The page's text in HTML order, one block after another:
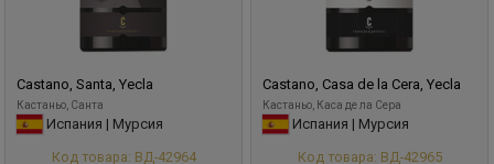
Castano, Santa, Yecla
Кастаньо, Санта
Испания | Мурсия
Код товара: ВД-42964
Castano, Casa de la Cera, Yecla
Кастаньо, Каса де ла Сера
Испания | Мурсия
Код товара: ВД-42965